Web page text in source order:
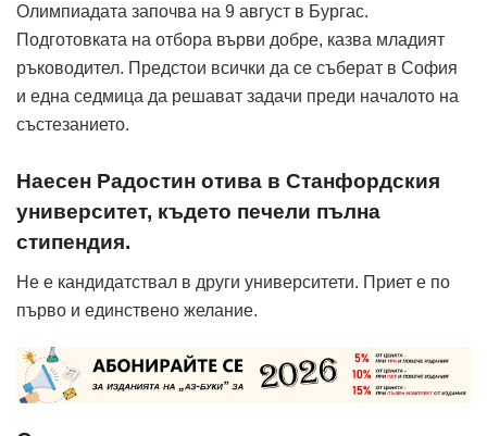
Олимпиадата започва на 9 август в Бургас.
Подготовката на отбора върви добре, казва младият
ръководител. Предстои всички да се съберат в София
и една седмица да решават задачи преди началото на
състезанието.
Наесен Радостин отива в Станфордския
университет, където печели пълна
стипендия.
Не е кандидатствал в други университети. Приет е по
първо и единствено желание.